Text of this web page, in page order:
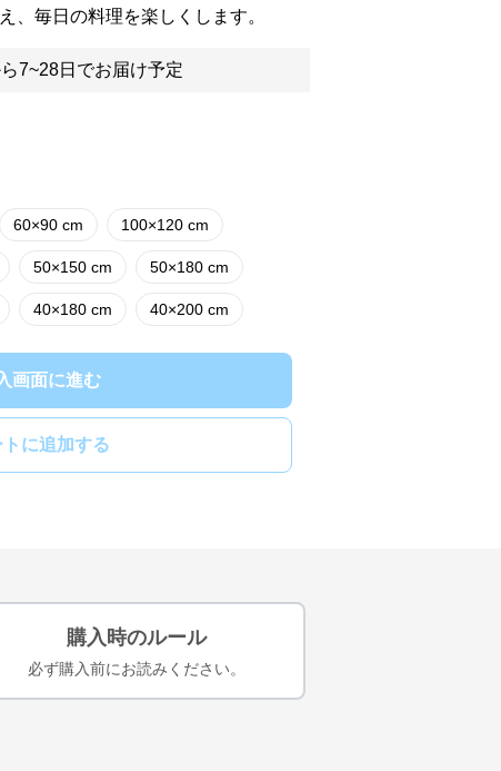
、毎日の料理を楽しくします。
7~28日でお届け予定
60×90 cm 100×120 cm
50×150 cm 50×180 cm
40×180 cm 40×200 cm
画面に進む
トに追加する
購入時のルール
必ず購入前にお読みください。